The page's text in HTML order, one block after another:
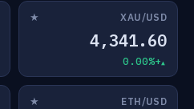
XAU/USD
★
4,341.60
+0.00%
ETH/USD
★